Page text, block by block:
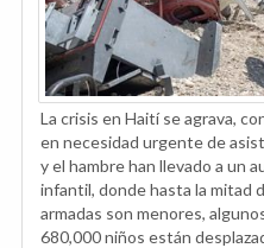
La crisis en Haití se agrava,
en necesidad urgente de
y el hambre han llevado a un
infantil, donde hasta la mitad
armadas son menores,
680,000 niños están